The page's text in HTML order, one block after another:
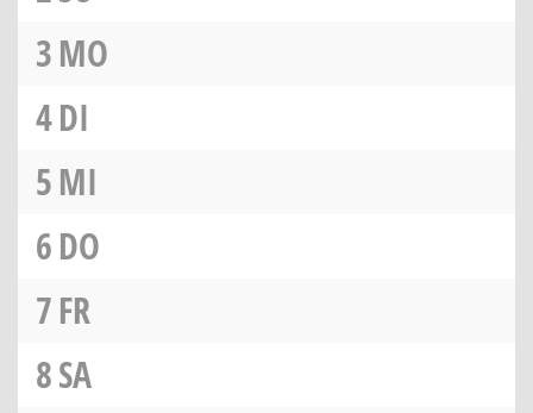
3MO
4DI
5MI
6DO
7FR
8SA